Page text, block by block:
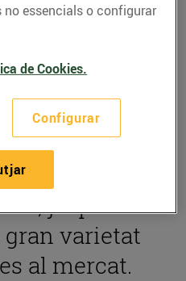
sobretot
el pa, la
Tot i
una dieta
ja que
varietat
al mercat.
essencials o configurar
de Cookies.
Configurar